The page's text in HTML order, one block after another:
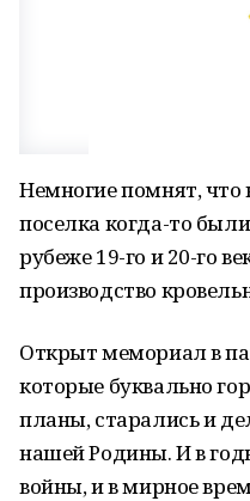
Немногие помнят, что
поселка когда-то
рубеже 19-го и 20-го
производство
Открыт мемориал в
которые буквально
планы, старались и
нашей Родины. И в
войны, и в мирное